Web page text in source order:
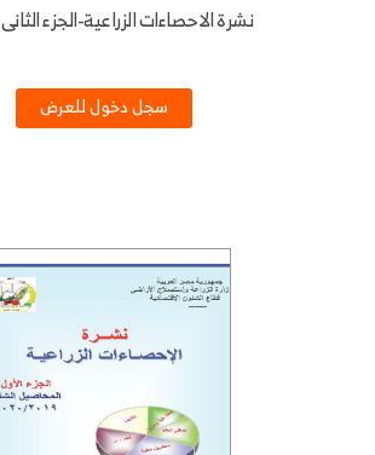
نشرة الاحصاءات الزراعية-الجزء الثانى 2021
سجل دخول للعرض